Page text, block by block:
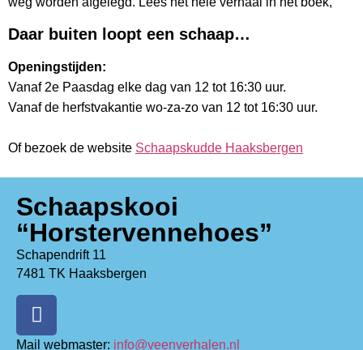
Daar buiten loopt een schaap…
Openingstijden:
Vanaf 2e Paasdag elke dag van 12 tot 16:30 uur.
Vanaf de herfstvakantie wo-za-zo van 12 tot 16:30 uur.
Of bezoek de website Schaapskudde Haaksbergen
Schaapskooi
“Horstervennehoes”
Schapendrift 11
7481 TK Haaksbergen
Mail webmaster: info@veenverhalen.nl